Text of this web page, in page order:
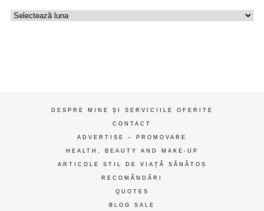
Uzina
DESPRE MINE ȘI SERVICIILE OFERITE
CONTACT
ADVERTISE – PROMOVARE
HEALTH, BEAUTY AND MAKE-UP
ARTICOLE STIL DE VIAȚĂ SĂNĂTOS
RECOMĂNDĂRI
QUOTES
BLOG SALE